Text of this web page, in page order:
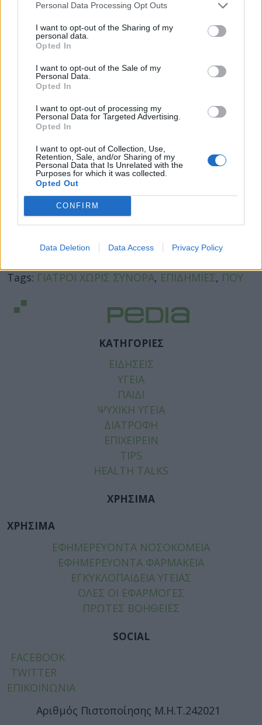
Personal Data Processing Opt Outs
I want to opt-out of the Sharing of my
personal data.
Opted In
I want to opt-out of the Sale of my
Personal Data.
Opted In
I want to opt-out of processing my
Personal Data for Targeted Advertising.
Opted In
I want to opt-out of Collection, Use,
Retention, Sale, and/or Sharing of my
Personal Data that Is Unrelated with the
Purposes for which it was collected.
Opted Out
CONFIRM
Data Deletion Data Access Privacy Policy
αναφέρει η Δρ Rull. «Αν δεν κάνουμε σημαντικές
αλλαγές, θα είμαστε καταδικασμένοι να
επαναλάβουμε σφάλματα του παρελθόντος και
συνέπειες.»
Facebook
Twitter
Tags: ΓΙΑΤΡΟΙ ΧΩΡΙΣ ΣΥΝΟΡΑ, ΕΠΙΔΗΜΙΕΣ, ΠΟΥ
ΚΑΤΗΓΟΡΙΕΣ
ΕΙΔΗΣΕΙΣ
ΥΓΕΙΑ
ΠΑΙΔΙ
ΨΥΧΙΚΗ ΥΓΕΙΑ
ΔΙΑΤΡΟΦΗ
ΕΠΙΧΕΙΡΕΙΝ
TIPS
HEALTH TALKS
ΧΡΗΣΙΜΑ
ΧΡΗΣΙΜΑ
ΕΦΗΜΕΡΕΥΟΝΤΑ ΝΟΣΟΚΟΜΕΙΑ
ΕΦΗΜΕΡΕΥΟΝΤΑ ΦΑΡΜΑΚΕΙΑ
ΕΓΚΥΚΛΟΠΑΙΔΕΙΑ ΥΓΕΙΑΣ
ΟΛΕΣ ΟΙ ΕΦΑΡΜΟΓΕΣ
ΠΡΩΤΕΣ ΒΟΗΘΕΙΕΣ
SOCIAL
FACEBOOK
TWITTER
ΕΠΙΚΟΙΝΩΝΙΑ
Αριθμός Πιστοποίησης Μ.Η.Τ.242021